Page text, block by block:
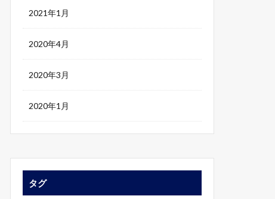
2021年1月
2020年4月
2020年3月
2020年1月
タグ